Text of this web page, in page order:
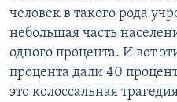
человек в такого рода
небольшая часть
одного процента. И вот
процента дали 40
это колоссальная